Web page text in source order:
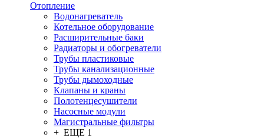
Отопление
Водонагреватель
Котельное оборудование
Расширительные баки
Радиаторы и обогреватели
Трубы пластиковые
Трубы канализационные
Трубы дымоходные
Клапаны и краны
Полотенцесушители
Насосные модули
Магистральные фильтры
+ ЕЩЕ 1